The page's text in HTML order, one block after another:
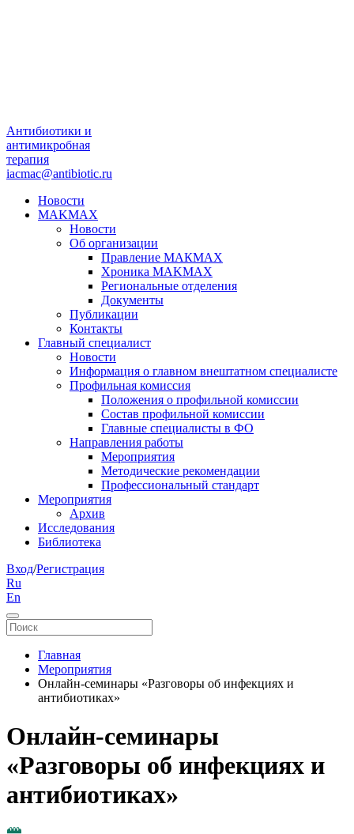
Антибиотики и
антимикробная
терапия
iacmac@antibiotic.ru
Новости
MAKMAX
Новости
Об организации
Правление МАКМАХ
Хроника MAKMAX
Региональные отделения
Документы
Публикации
Контакты
Главный специалист
Новости
Информация о главном внештатном специалисте
Профильная комиссия
Положения о профильной комиссии
Состав профильной комиссии
Главные специалисты в ФО
Направления работы
Мероприятия
Методические рекомендации
Профессиональный стандарт
Мероприятия
Архив
Исследования
Библиотека
Вход/Регистрация
Ru
En
Главная
Мероприятия
Онлайн-семинары «Разговоры об инфекциях и
антибиотиках»
Онлайн-семинары
«Разговоры об инфекциях и
антибиотиках»